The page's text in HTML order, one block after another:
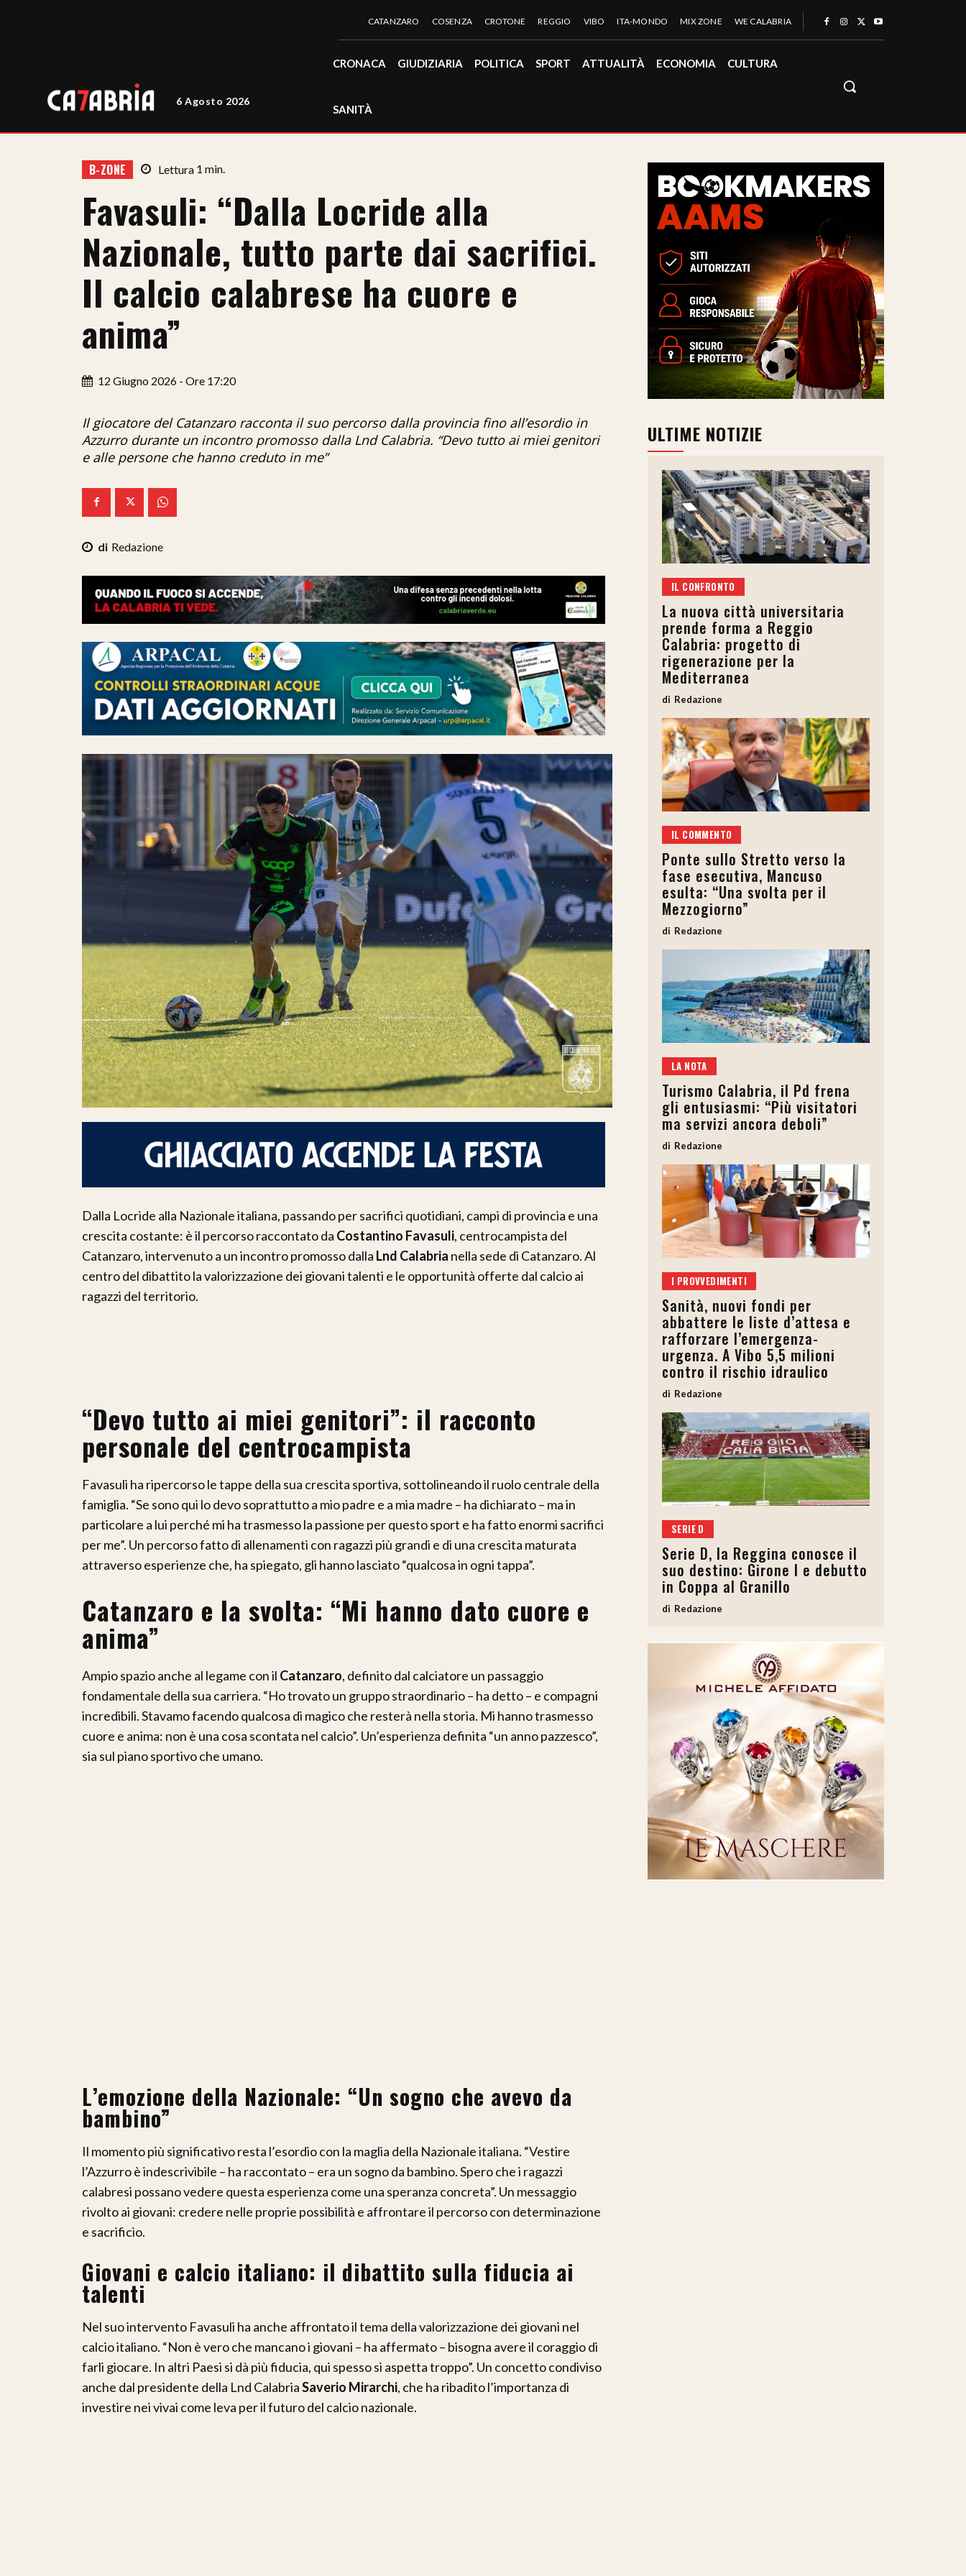
6 Agosto 2026
CATANZARO COSENZA CROTONE REGGIO VIBO ITA-MONDO MIX ZONE WE CALABRIA
CRONACA GIUDIZIARIA POLITICA SPORT ATTUALITÀ ECONOMIA CULTURA
SANITÀ
B-ZONE Lettura 1 min.
Favasuli: “Dalla Locride alla
Nazionale, tutto parte dai sacrifici.
Il calcio calabrese ha cuore e
anima”
12 Giugno 2026 - Ore 17:20
Il giocatore del Catanzaro racconta il suo percorso dalla provincia fino all’esordio in
Azzurro durante un incontro promosso dalla Lnd Calabria. “Devo tutto ai miei genitori
e alle persone che hanno creduto in me”
Redazione
Dalla Locride alla Nazionale italiana, passando per sacrifici quotidiani, campi di provincia e una
crescita costante: è il percorso raccontato da Costantino Favasuli, centrocampista del
Catanzaro, intervenuto a un incontro promosso dalla Lnd Calabria nella sede di Catanzaro. Al
centro del dibattito la valorizzazione dei giovani talenti e le opportunità offerte dal calcio ai
ragazzi del territorio.
“Devo tutto ai miei genitori”: il racconto
personale del centrocampista
Favasuli ha ripercorso le tappe della sua crescita sportiva, sottolineando il ruolo centrale della
famiglia. “Se sono qui lo devo soprattutto a mio padre e a mia madre – ha dichiarato – ma in
particolare a lui perché mi ha trasmesso la passione per questo sport e ha fatto enormi sacrifici
per me”. Un percorso fatto di allenamenti con ragazzi più grandi e di una crescita maturata
attraverso esperienze che, ha spiegato, gli hanno lasciato “qualcosa in ogni tappa”.
Catanzaro e la svolta: “Mi hanno dato cuore e
anima”
Ampio spazio anche al legame con il Catanzaro, definito dal calciatore un passaggio
fondamentale della sua carriera. “Ho trovato un gruppo straordinario – ha detto – e compagni
incredibili. Stavamo facendo qualcosa di magico che resterà nella storia. Mi hanno trasmesso
cuore e anima: non è una cosa scontata nel calcio”. Un’esperienza definita “un anno pazzesco”,
sia sul piano sportivo che umano.
L’emozione della Nazionale: “Un sogno che avevo da
bambino”
Il momento più significativo resta l’esordio con la maglia della Nazionale italiana. “Vestire
l’Azzurro è indescrivibile – ha raccontato – era un sogno da bambino. Spero che i ragazzi
calabresi possano vedere questa esperienza come una speranza concreta”. Un messaggio
rivolto ai giovani: credere nelle proprie possibilità e affrontare il percorso con determinazione
e sacrificio.
Giovani e calcio italiano: il dibattito sulla fiducia ai
talenti
Nel suo intervento Favasuli ha anche affrontato il tema della valorizzazione dei giovani nel
calcio italiano. “Non è vero che mancano i giovani – ha affermato – bisogna avere il coraggio di
farli giocare. In altri Paesi si dà più fiducia, qui spesso si aspetta troppo”. Un concetto condiviso
anche dal presidente della Lnd CalabriaSaverio Mirarchi, che ha ribadito l’importanza di
investire nei vivai come leva per il futuro del calcio nazionale.
ULTIME NOTIZIE
IL CONFRONTO
La nuova città universitaria
prende forma a Reggio
Calabria: progetto di
rigenerazione per la
Mediterranea
Redazione
IL COMMENTO
Ponte sullo Stretto verso la
fase esecutiva, Mancuso
esulta: “Una svolta per il
Mezzogiorno”
Redazione
LA NOTA
Turismo Calabria, il Pd frena
gli entusiasmi: “Più visitatori
ma servizi ancora deboli”
Redazione
I PROVVEDIMENTI
Sanità, nuovi fondi per
abbattere le liste d’attesa e
rafforzare l’emergenza-
urgenza. A Vibo 5,5 milioni
contro il rischio idraulico
Redazione
SERIE D
Serie D, la Reggina conosce il
suo destino: Girone I e debutto
in Coppa al Granillo
Redazione